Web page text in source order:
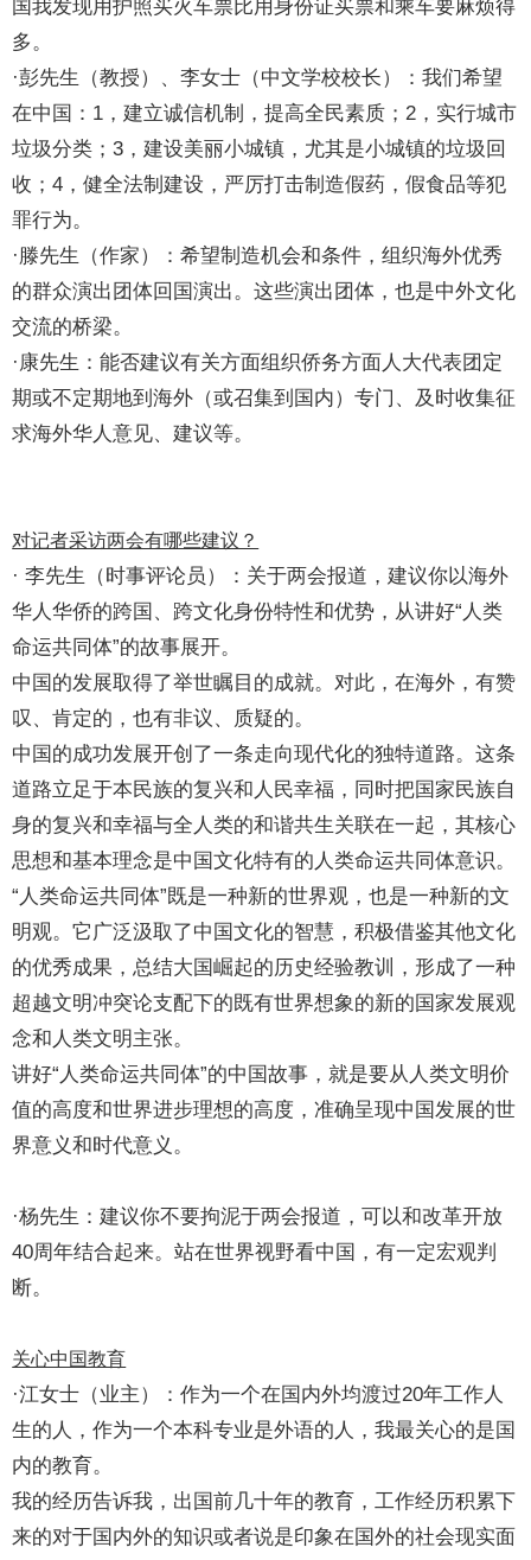
国我发现用护照买火车票比用身份证买票和乘车要麻烦得
多。
·彭先生（教授）、李女士（中文学校校长）：我们希望
在中国：1，建立诚信机制，提高全民素质；2，实行城市
垃圾分类；3，建设美丽小城镇，尤其是小城镇的垃圾回
收；4，健全法制建设，严厉打击制造假药，假食品等犯
罪行为。
·滕先生（作家）：希望制造机会和条件，组织海外优秀
的群众演出团体回国演出。这些演出团体，也是中外文化
交流的桥梁。
·康先生：能否建议有关方面组织侨务方面人大代表团定
期或不定期地到海外（或召集到国内）专门、及时收集征
求海外华人意见、建议等。
对记者采访两会有哪些建议？
· 李先生（时事评论员）：关于两会报道，建议你以海外
华人华侨的跨国、跨文化身份特性和优势，从讲好“人类
命运共同体”的故事展开。
中国的发展取得了举世瞩目的成就。对此，在海外，有赞
叹、肯定的，也有非议、质疑的。
中国的成功发展开创了一条走向现代化的独特道路。这条
道路立足于本民族的复兴和人民幸福，同时把国家民族自
身的复兴和幸福与全人类的和谐共生关联在一起，其核心
思想和基本理念是中国文化特有的人类命运共同体意识。
“人类命运共同体”既是一种新的世界观，也是一种新的文
明观。它广泛汲取了中国文化的智慧，积极借鉴其他文化
的优秀成果，总结大国崛起的历史经验教训，形成了一种
超越文明冲突论支配下的既有世界想象的新的国家发展观
念和人类文明主张。
讲好“人类命运共同体”的中国故事，就是要从人类文明价
值的高度和世界进步理想的高度，准确呈现中国发展的世
界意义和时代意义。
·杨先生：建议你不要拘泥于两会报道，可以和改革开放
40周年结合起来。站在世界视野看中国，有一定宏观判
断。
关心中国教育
·江女士（业主）：作为一个在国内外均渡过20年工作人
生的人，作为一个本科专业是外语的人，我最关心的是国
内的教育。
我的经历告诉我，出国前几十年的教育，工作经历积累下
来的对于国内外的知识或者说是印象在国外的社会现实面